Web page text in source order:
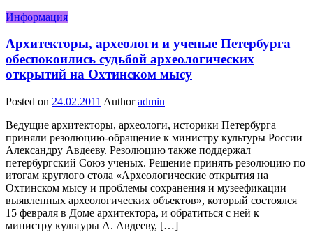
Информация
Архитекторы, археологи и ученые Петербурга
обеспокоились судьбой археологических
открытий на Охтинском мысу
Posted on 24.02.2011 Author admin
Ведущие архитекторы, археологи, историки Петербурга
приняли резолюцию-обращение к министру культуры России
Александру Авдееву. Резолюцию также поддержал
петербургский Союз ученых. Решение принять резолюцию по
итогам круглого стола «Археологические открытия на
Охтинском мысу и проблемы сохранения и музеефикации
выявленных археологических объектов», который состоялся
15 февраля в Доме архитектора, и обратиться с ней к
министру культуры А. Авдееву, […]